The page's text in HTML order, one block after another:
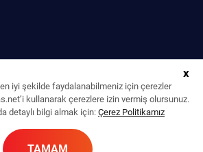
BÖLGE KURUCU VE İŞLETİCİ A. Ş. © 2022 | TÜM
HAKLARI SAKLIDIR.
x
iyi şekilde faydalanabilmeniz için çerezler
kullanarak çerezlere izin vermiş olursunuz.
detaylı bilgi almak için:Çerez Politikamız
TAMAM